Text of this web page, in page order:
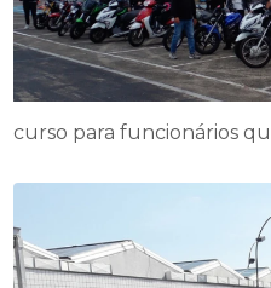
curso para funcionários